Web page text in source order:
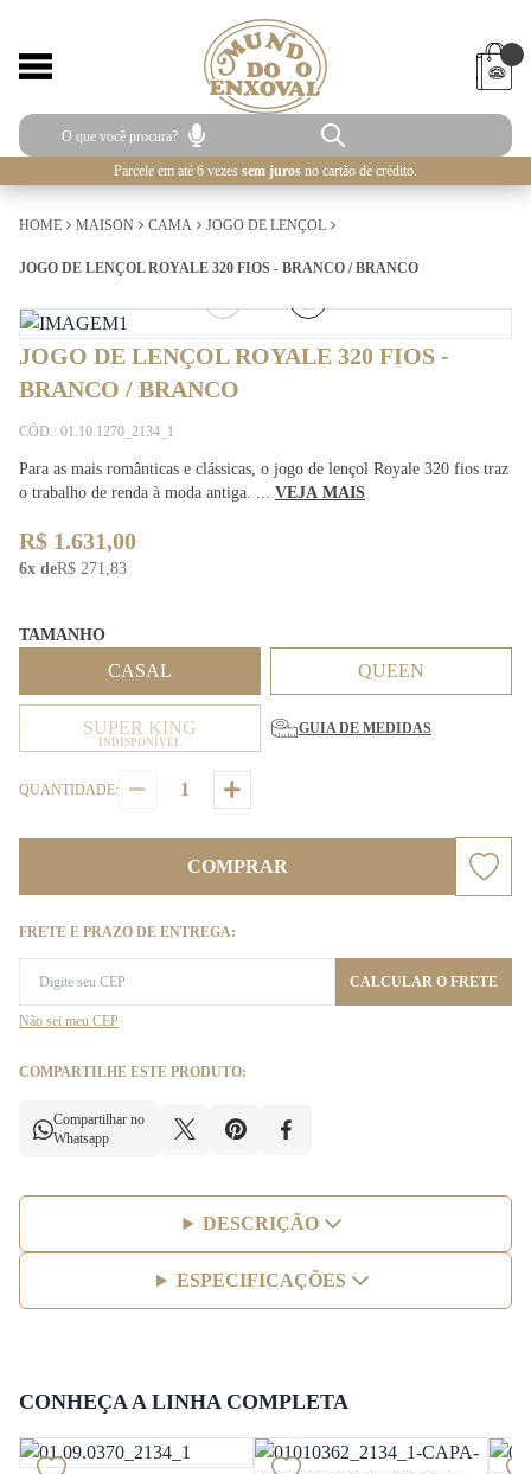
Parcele em até 6 vezes sem juros no cartão de crédito.
HOME MAISON CAMA JOGO DE LENÇOL
JOGO DE LENÇOL ROYALE 320 FIOS - BRANCO / BRANCO
JOGO DE LENÇOL ROYALE 320 FIOS -
BRANCO / BRANCO
CÓD.: 01.10.1270_2134_1
Para as mais românticas e clássicas, o jogo de lençol Royale 320 fios traz
o trabalho de renda à moda antiga. ... VEJA MAIS
R$ 1.631,00
6x deR$ 271,83
TAMANHO
CASAL QUEEN
SUPER KING
INDISPONÍVEL
GUIA DE MEDIDAS
QUANTIDADE:
COMPRAR
FRETE E PRAZO DE ENTREGA:
CALCULAR O FRETE
Não sei meu CEP
COMPARTILHE ESTE PRODUTO:
Compartilhar no
Whatsapp
DESCRIÇÃO
ESPECIFICAÇÕES
CONHEÇA A LINHA COMPLETA